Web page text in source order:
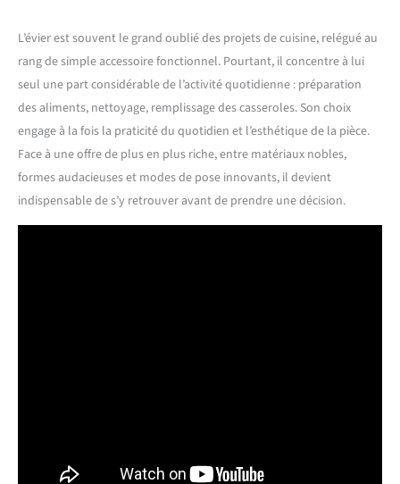
L’évier est souvent le grand oublié des projets de cuisine, relégué au
rang de simple accessoire fonctionnel. Pourtant, il concentre à lui
seul une part considérable de l’activité quotidienne : préparation
des aliments, nettoyage, remplissage des casseroles. Son choix
engage à la fois la praticité du quotidien et l’esthétique de la pièce.
Face à une offre de plus en plus riche, entre matériaux nobles,
formes audacieuses et modes de pose innovants, il devient
indispensable de s’y retrouver avant de prendre une décision.